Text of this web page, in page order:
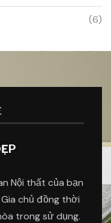
(6)
Nội thất của bạn
chủ đồng thời
trong sử dụng.